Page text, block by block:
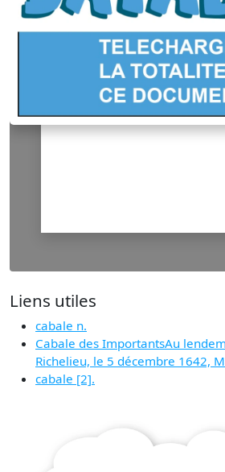
Liens utiles
cabale n.
Cabale des ImportantsAu
Richelieu, le 5 décembre 1642,
cabale [2].